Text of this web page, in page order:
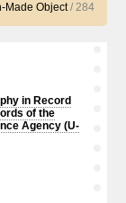
Made Object/ 284
in Record
of the
Agency (U-